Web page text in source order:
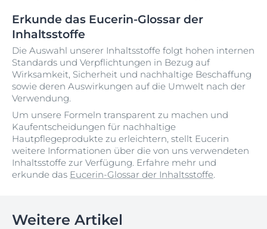
Erkunde das Eucerin-Glossar der
Inhaltsstoffe
Die Auswahl unserer Inhaltsstoffe folgt hohen internen
Standards und Verpflichtungen in Bezug auf
Wirksamkeit, Sicherheit und nachhaltige Beschaffung
sowie deren Auswirkungen auf die Umwelt nach der
Verwendung.
Um unsere Formeln transparent zu machen und
Kaufentscheidungen für nachhaltige
Hautpflegeprodukte zu erleichtern, stellt Eucerin
weitere Informationen über die von uns verwendeten
Inhaltsstoffe zur Verfügung. Erfahre mehr und
erkunde das Eucerin-Glossar der Inhaltsstoffe.
Weitere Artikel